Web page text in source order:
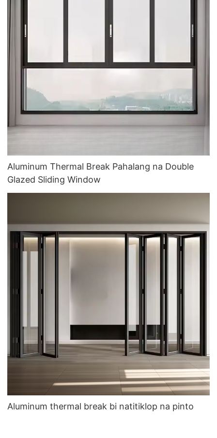
Aluminum Thermal Break Pahalang na Double
Glazed Sliding Window
Aluminum thermal break bi natitiklop na pinto